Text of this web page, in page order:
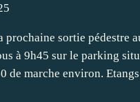
prochaine sortie pédestre
à 9h45 sur le parking
de marche environ.